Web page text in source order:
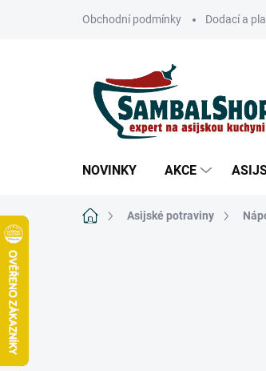
Obchodní podmínky Dodací a
NOVINKY AKCE
Domů Asijské potraviny